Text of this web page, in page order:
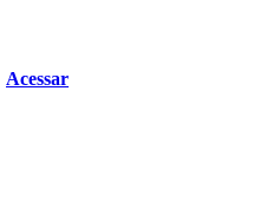
Acessar